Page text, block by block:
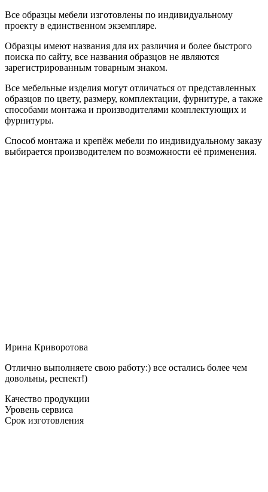
Все образцы мебели изготовлены по индивидуальному
проекту в единственном экземпляре.
Образцы имеют названия для их различия и более быстрого
поиска по сайту, все названия образцов не являются
зарегистрированным товарным знаком.
Все мебельные изделия могут отличаться от представленных
образцов по цвету, размеру, комплектации, фурнитуре, а также
способами монтажа и производителями комплектующих и
фурнитуры.
Способ монтажа и крепёж мебели по индивидуальному заказу
выбирается производителем по возможности её применения.
Ирина Криворотова
Отлично выполняете свою работу:) все остались более чем
довольны, респект!)
Качество продукции
Уровень сервиса
Срок изготовления